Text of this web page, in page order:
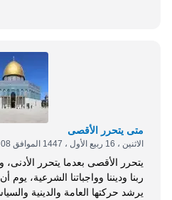
وغياب الضمير، وبعدت التربية عن
البرية، وتتزود بقيم جديدة أصيلة،
متى يتحرر الأقصى
الاثنين ، 16 ربيع الأول ، 1447 الموافق 08 سبتمبر 2025
يتحرر الأقصى بعدما يتحرر
ربنا وديننا وواجباتنا الشرعية، يوم
يرشد حركتها العامة والدينية